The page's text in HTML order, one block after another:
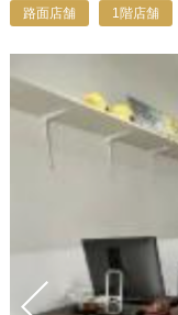
路面店舗 1階店舗